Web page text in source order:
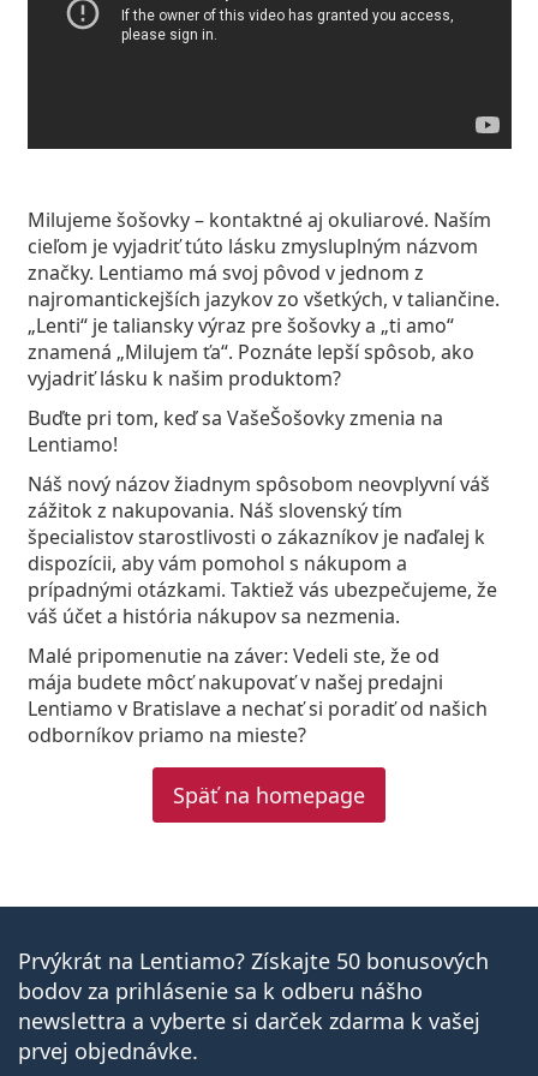
Persol
Milujeme šošovky – kontaktné aj okuliarové. Naším
cieľom je vyjadriť túto lásku zmysluplným názvom
značky. Lentiamo má svoj pôvod v jednom z
najromantickejších jazykov zo všetkých, v taliančine.
„Lenti“ je taliansky výraz pre šošovky a „ti amo“
znamená „Milujem ťa“. Poznáte lepší spôsob, ako
vyjadriť lásku k našim produktom?
Buďte pri tom, keď sa VašeŠošovky zmenia na
Lentiamo!
Náš nový názov žiadnym spôsobom neovplyvní váš
zážitok z nakupovania. Náš slovenský tím
špecialistov starostlivosti o zákazníkov je naďalej k
dispozícii, aby vám pomohol s nákupom a
prípadnými otázkami. Taktiež vás ubezpečujeme, že
váš účet a história nákupov sa nezmenia.
Malé pripomenutie na záver: Vedeli ste, že od
mája budete môcť nakupovať v našej predajni
Lentiamo v Bratislave a nechať si poradiť od našich
odborníkov priamo na mieste?
Späť na homepage
Prvýkrát na Lentiamo? Získajte 50 bonusových
bodov za prihlásenie sa k odberu nášho
newslettra a vyberte si darček zdarma k vašej
prvej objednávke.